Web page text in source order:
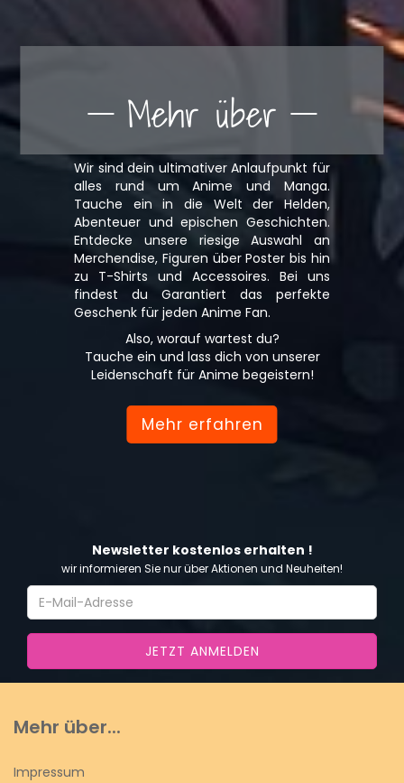
Mehr über
Wir sind dein ultimativer Anlaufpunkt für
alles rund um Anime und Manga.
Tauche ein in die Welt der Helden,
Abenteuer und epischen Geschichten.
Entdecke unsere riesige Auswahl an
Merchendise, Figuren über Poster bis hin
zu T-Shirts und Accessoires. Bei uns
findest du Garantiert das perfekte
Geschenk für jeden Anime Fan.
Also, worauf wartest du?
Tauche ein und lass dich von unserer
Leidenschaft für Anime begeistern!
Mehr erfahren
Newsletter kostenlos erhalten !
wir informieren Sie nur über Aktionen und Neuheiten!
Mehr über...
Impressum